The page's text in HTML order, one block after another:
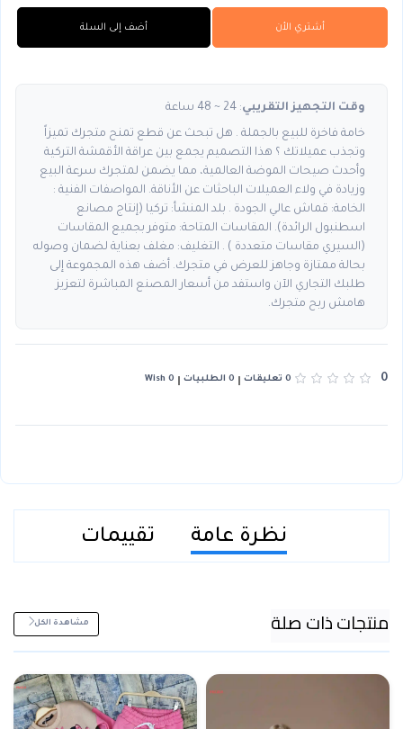
أشتري الأن أضف إلى السلة
وقت التجهيز التقريبي: 24 ~ 48 ساعة
خامة فاخرة للبيع بالجملة . هل تبحث عن قطع تمنح متجرك تميزاً
وتجذب عميلاتك ؟ هذا التصميم يجمع بين عراقة الأقمشة التركية
وأحدث صيحات الموضة العالمية، مما يضمن لمتجرك سرعة البيع
وزيادة في ولاء العميلات الباحثات عن الأناقة. المواصفات الفنية :
الخامة: قماش عالي الجودة . بلد المنشأ: تركيا (إنتاج مصانع
اسطنبول الرائدة). المقاسات المتاحة: متوفر بجميع المقاسات
(السيري مقاسات متعددة ) . التغليف: مغلف بعناية لضمان وصوله
بحالة ممتازة وجاهز للعرض في متجرك. أضف هذه المجموعة إلى
طلبك التجاري الآن واستفد من أسعار المصنع المباشرة لتعزيز
هامش ربح متجرك.
0 0 تعليقات 0 الطلبيات 0 Wish
نظرة عامة تقييمات
منتجات ذات صلة مشاهدة الكل